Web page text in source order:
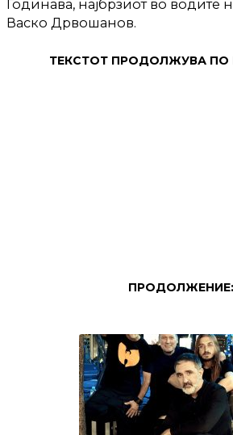
Годинава, најбрзиот во водите
Васко Дрвошанов.
ТЕКСТОТ ПРОДОЛЖУВА ПО
ПРОДОЛЖЕНИЕ: